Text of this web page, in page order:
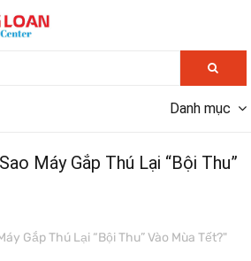
Danh mục
Máy Gắp Thú Lại “Bội Thu”
Gắp Thú Lại “Bội Thu” Vào Mùa Tết?"